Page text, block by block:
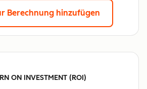
Berechnung hinzufügen
ON INVESTMENT (ROI)